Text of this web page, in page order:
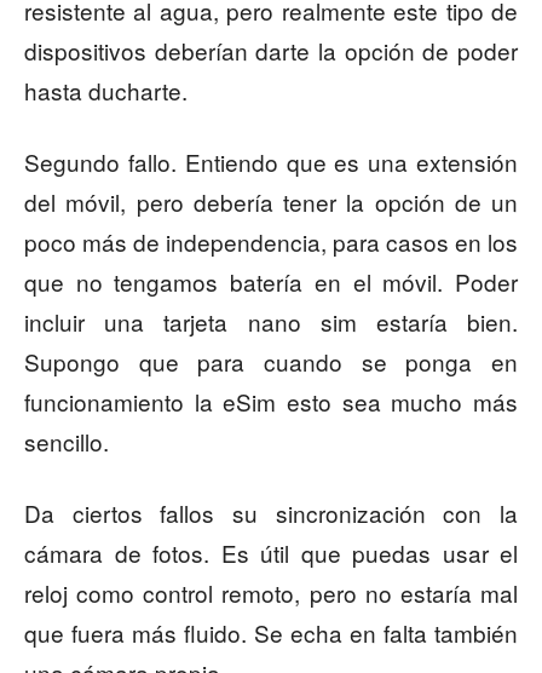
resistente al agua, pero realmente este tipo de
dispositivos deberían darte la opción de poder
hasta ducharte.
Segundo fallo. Entiendo que es una extensión
del móvil, pero debería tener la opción de un
poco más de independencia, para casos en los
que no tengamos batería en el móvil. Poder
incluir una tarjeta nano sim estaría bien.
Supongo que para cuando se ponga en
funcionamiento la eSim esto sea mucho más
sencillo.
Da ciertos fallos su sincronización con la
cámara de fotos. Es útil que puedas usar el
reloj como control remoto, pero no estaría mal
que fuera más fluido. Se echa en falta también